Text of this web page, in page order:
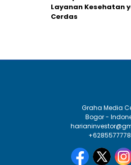
Layanan Kesehatan
Cerdas
Graha Media
Bogor -